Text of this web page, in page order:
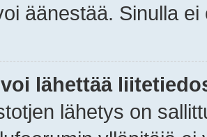
äänestää. Sinulla
lähettää
lähetys on